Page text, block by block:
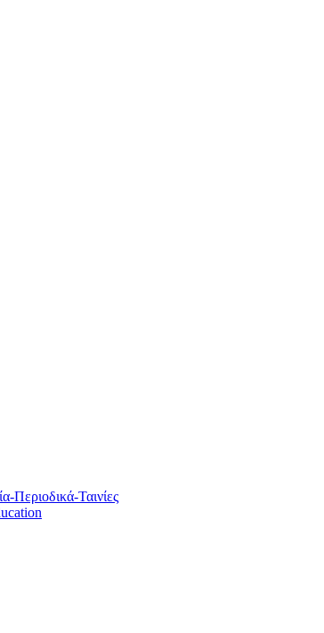
Περιοδικά-Ταινίες